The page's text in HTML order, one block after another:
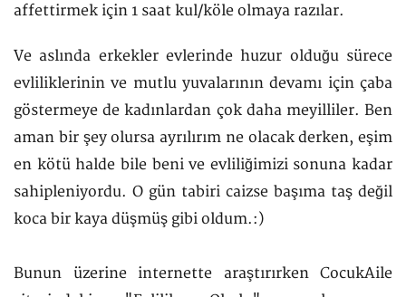
affettirmek için 1 saat kul/köle olmaya razılar.
Ve aslında erkekler evlerinde huzur olduğu sürece
evliliklerinin ve mutlu yuvalarının devamı için çaba
göstermeye de kadınlardan çok daha meyilliler. Ben
aman bir şey olursa ayrılırım ne olacak derken, eşim
en kötü halde bile beni ve evliliğimizi sonuna kadar
sahipleniyordu. O gün tabiri caizse başıma taş değil
koca bir kaya düşmüş gibi oldum.:)
Bunun üzerine internette araştırırken CocukAile